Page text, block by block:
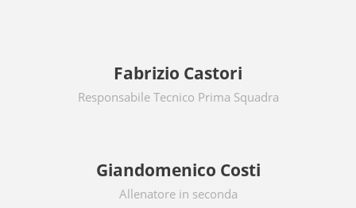
Fabrizio Castori
Responsabile Tecnico Prima Squadra
Giandomenico Costi
Allenatore in seconda